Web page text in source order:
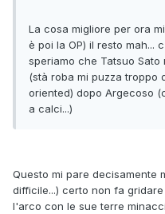
La cosa migliore per ora
è poi la OP) il resto mah...
speriamo che Tatsuo
(stà roba mi puzza troppo
oriented) dopo Argecoso
a calci...)
Questo mi pare decisamente
difficile...) certo non fa
l'arco con le sue terre